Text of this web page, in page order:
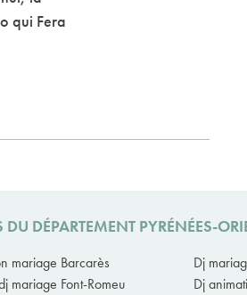
qui Fera
DÉPARTEMENT PYRÉNÉES-
mariage Barcarès
Dj
mariage Font-Romeu
Dj